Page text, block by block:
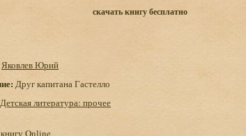
скачать книгу бесплатно
Яковлев Юрий
Друг капитана Гастелло
Детская литература: прочее
Online